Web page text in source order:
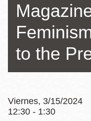
to the
Viernes, 3/15/2024
12:30 - 1:30